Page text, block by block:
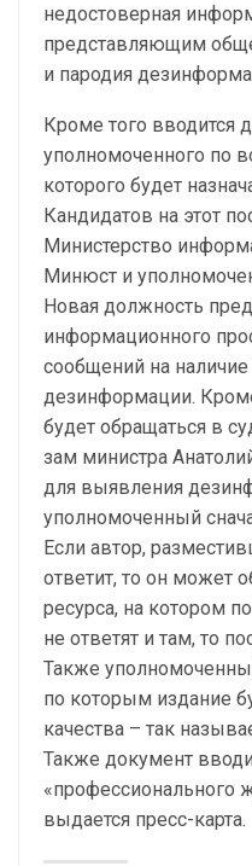
недостоверная
представляющим
и пародия
Кроме того вводится
уполномоченного по
которого будет
Кандидатов на этот
Министерство
Минюст и
Новая должность
информационного
сообщений на
дезинформации.
будет обращаться в
зам министра
для выявления
уполномоченный
Если автор,
ответит, то он может
ресурса, на котором
не ответят и там, то
Также
по которым издание
качества – так
Также документ
«профессионального
выдается пресс-карта.